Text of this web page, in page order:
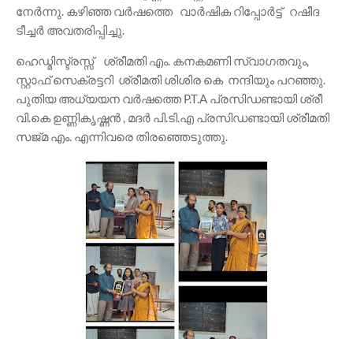
നേർന്നു. കഴിഞ്ഞ വർഷത്തെ വാർഷിക റിപ്പോർട്ട് റഷീദ
ടീച്ചർ അവതരിപ്പിച്ചു.
​ഹെഡ്മിസ്ട്രസ്സ് ശ്രീമതി എം. കനകമണി സ്വാഗതവും,
സ്റ്റാഫ് സെക്രട്ടറി ശ്രീമതി ശിശിര കെ നന്ദിയും പറഞ്ഞു.
പുതിയ അധ്യയന വർഷത്തെ P.T.A പ്രസിഡണ്ടായി ശ്രീ
വി.കെ ഉണ്ണികൃഷ്ണൻ , മദർ പി.ടി.എ പ്രസിഡണ്ടായി ശ്രീമതി
സജ്മ എം. എന്നിവരെ തിരഞ്ഞെടുത്തു.